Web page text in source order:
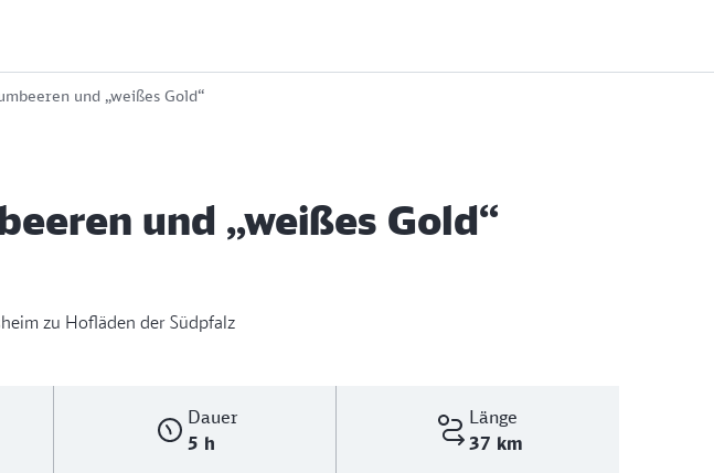
und „weißes Gold“
und „weißes Gold“
zu Hofläden der Südpfalz
Dauer
5 h
Länge
37 km